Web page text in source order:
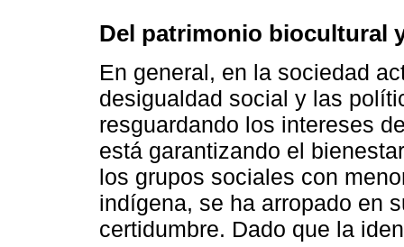
Del patrimonio biocultural
En general, en la sociedad
desigualdad social y las
resguardando los intereses
está garantizando el
los grupos sociales con
indígena, se ha arropado en
certidumbre. Dado que la